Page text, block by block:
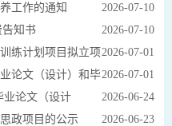
2026-07-10
工作的通知
2026-07-10
告知书
2026-07-01
练计划项目拟立项
2026-07-01
论文（设计）和毕
2026-06-24
业论文（设计
2026-06-23
政项目的公示